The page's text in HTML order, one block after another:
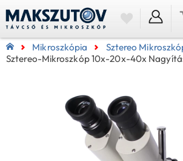
Mikroszkópia Sztereo
Sztereo-Mikroszkóp 10x-20x-40x